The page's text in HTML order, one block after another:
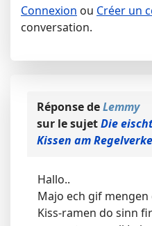
Connexion ou Créer un
conversation.
Réponse deLemmy
sur le sujetDie
Kissen am
Hallo..
Majo ech gif
Kiss-ramen do sinn